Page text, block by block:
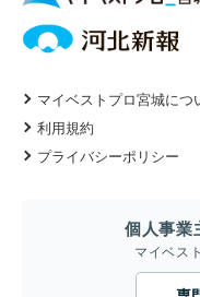
マイベストプロ宮城につ
利用規約
プライバシーポリシー
個人事業
マイベス